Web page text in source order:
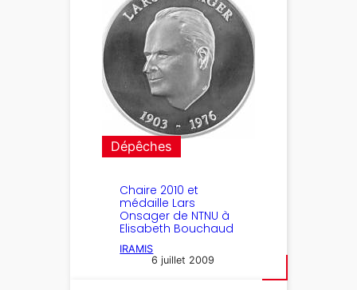
Dépêches
Chaire 2010 et
médaille Lars
Onsager de NTNU à
Elisabeth Bouchaud
IRAMIS
6 juillet 2009